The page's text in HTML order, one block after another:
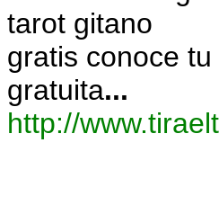
tarot gitano
gratis conoce
gratuita...
http://